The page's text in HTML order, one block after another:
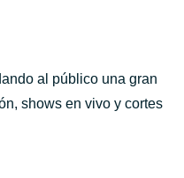
al público una gran
shows en vivo y cortes